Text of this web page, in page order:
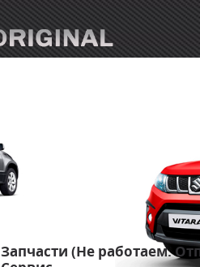
Запчасти (Не работаем.